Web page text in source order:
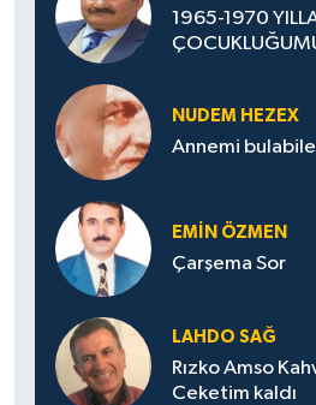
1965-1970
NUDEM HEZEX
Annemi
EMIN ÖZMEN
Çarşema Sor
LAHDO SAĞ
Rızko Amso
Ceketim kaldı